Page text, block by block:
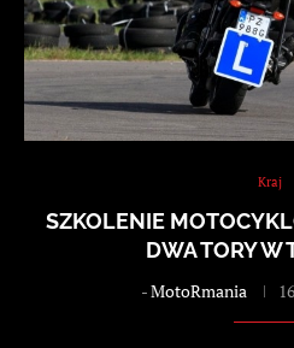
Kraj
SZKOLENIE
DWA TORY W
-MotoRmania